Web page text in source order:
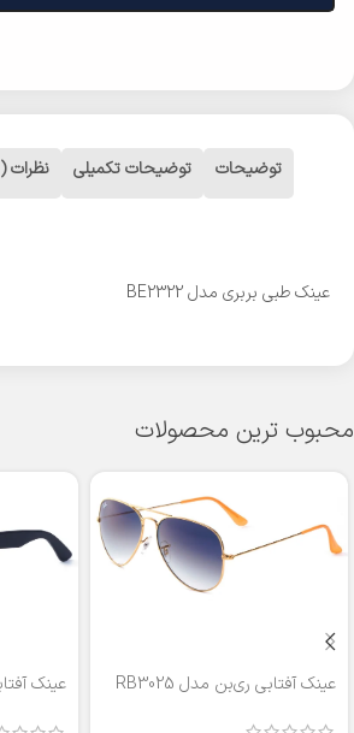
توضیحات توضیحات تکمیلی نظرات (1)
عینک طبی بربری مدل BE2322
محبوب ترین محصولات
عینک آفتابی ری‌بن مدل RB3025